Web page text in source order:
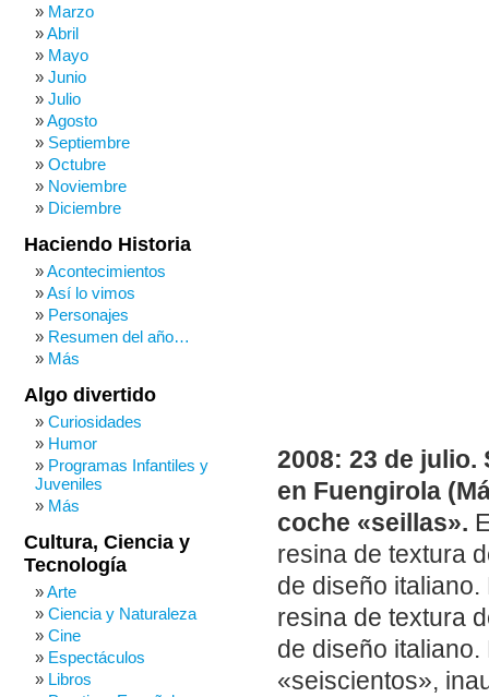
2008: 23 de julio.
en Fuengirola
coche «seillas».
resina de textura
de diseño
resina de textura
de diseño
«seiscientos»,
Marzo
Abril
Mayo
Junio
Julio
Agosto
Septiembre
Octubre
Noviembre
Diciembre
Haciendo Historia
Acontecimientos
Así lo vimos
Personajes
Resumen del año…
Más
Algo divertido
Curiosidades
Humor
Programas Infantiles y
Juveniles
Más
Cultura, Ciencia y
Tecnología
Arte
Ciencia y Naturaleza
Cine
Espectáculos
Libros